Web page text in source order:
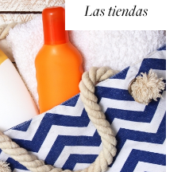
Las tiendas